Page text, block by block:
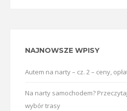
NAJNOWSZE WPISY
Autem na narty – cz. 2 – ceny,
Na narty samochodem?
wybór trasy